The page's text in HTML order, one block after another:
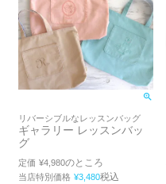
リバーシブルなレッスンバッグ
ギャラリー レッスンバッ
グ
定価 ¥4,980のところ
当店特別価格 ¥3,480税込